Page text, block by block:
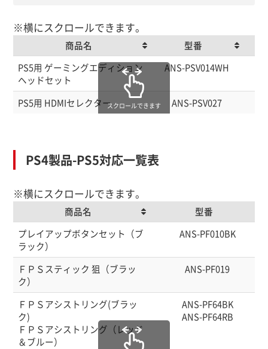
※横にスクロールできます。
商品名
型番
商品名
型番
PS5用 ゲーミングエディション
ヘッドセット
ANS-PSV014WH
PS5用 HDMIセレクター ANS-PSV027
スクロールできます
PS4製品-PS5対応一覧表
※横にスクロールできます。
商品名
型番
商品名
型番
プレイアップボタンセット（ブ
ラック）
ANS-PF010BK
ＦＰＳスティック 狙（ブラッ
ク）
ANS-PF019
ＦＰＳアシストリング(ブラッ
ク)
ＦＰＳアシストリング（レッド
＆ブルー）
ANS-PF64BK
ANS-PF64RB